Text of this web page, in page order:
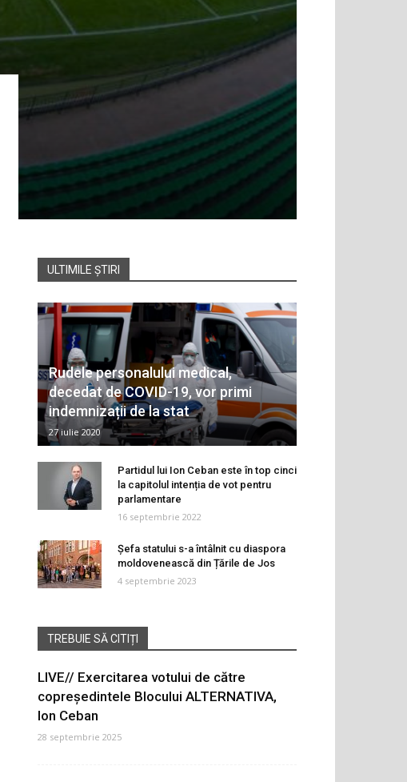
ULTIMILE ȘTIRI
Rudele personalului medical,
decedat de COVID-19, vor primi
indemnizații de la stat
27 iulie 2020
Partidul lui Ion Ceban este în top cinci
la capitolul intenția de vot pentru
parlamentare
16 septembrie 2022
Șefa statului s-a întâlnit cu diaspora
moldovenească din Țările de Jos
4 septembrie 2023
TREBUIE SĂ CITIȚI
LIVE// Exercitarea votului de către
copreședintele Blocului ALTERNATIVA,
Ion Ceban
28 septembrie 2025